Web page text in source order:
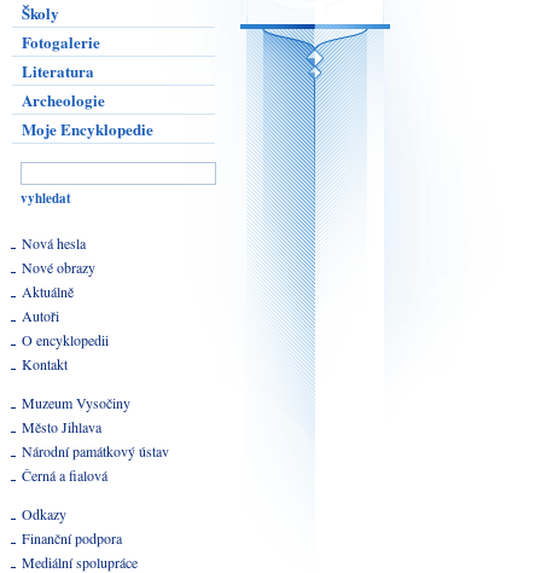
Školy
Fotogalerie
Literatura
Archeologie
Moje Encyklopedie
Nová hesla
Nové obrazy
Aktuálně
Autoři
O encyklopedii
Kontakt
Muzeum Vysočiny
Město Jihlava
Národní památkový ústav
Černá a fialová
Odkazy
Finanční podpora
Mediální spolupráce